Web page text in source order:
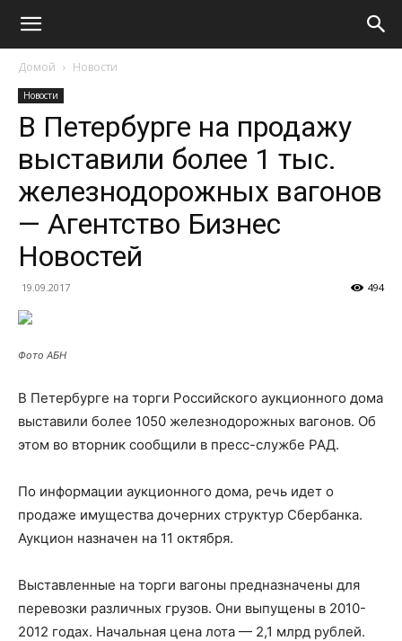
Домой Новости
Новости
В Петербурге на продажу
выставили более 1 тыс.
железнодорожных вагонов
— Агентство Бизнес
Новостей
19.09.2017 494
Фото АБН
В Петербурге на торги Российского аукционного дома
выставили более 1050 железнодорожных вагонов. Об
этом во вторник сообщили в пресс-службе РАД.
По информации аукционного дома, речь идет о
продаже имущества дочерних структур Сбербанка.
Аукцион назначен на 11 октября.
Выставленные на торги вагоны предназначены для
перевозки различных грузов. Они выпущены в 2010-
2012 годах. Начальная цена лота — 2,1 млрд рублей.